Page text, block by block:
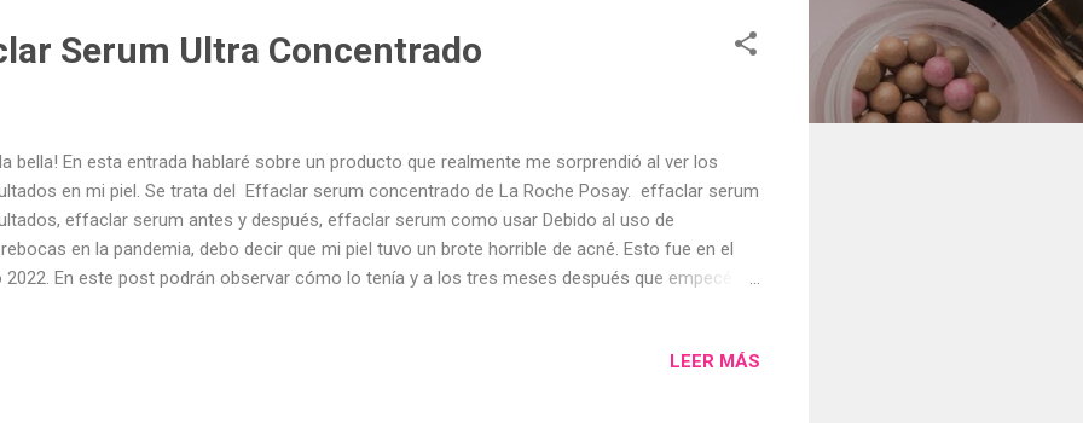
Serum Ultra Concentrado
bella! En esta entrada hablaré sobre un producto que realmente me sorprendió al ver los
en mi piel. Se trata del Effaclar serum concentrado de La Roche Posay. effaclar serum
effaclar serum antes y después, effaclar serum como usar Debido al uso de
en la pandemia, debo decir que mi piel tuvo un brote horrible de acné. Esto fue en el
2022. En este post podrán observar cómo lo tenía y a los tres meses después que empecé a
que me dejaron en mi rostro. Cuando investigue sobre este suero de La Roche Posay no
LEER MÁS